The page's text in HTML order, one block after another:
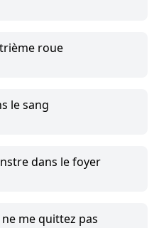
roue
le sang
dans le foyer
me quittez pas